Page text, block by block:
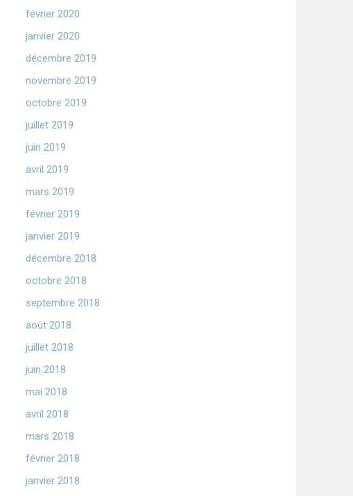
février 2020
janvier 2020
décembre 2019
novembre 2019
octobre 2019
juillet 2019
juin 2019
avril 2019
mars 2019
février 2019
janvier 2019
décembre 2018
octobre 2018
septembre 2018
août 2018
juillet 2018
juin 2018
mai 2018
avril 2018
mars 2018
février 2018
janvier 2018